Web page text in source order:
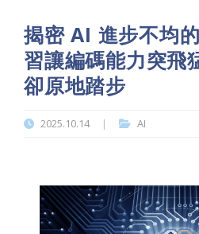
揭密 AI 進步不均
習讓編碼能力突飛
卻原地踏步
2025.10.14 | AI